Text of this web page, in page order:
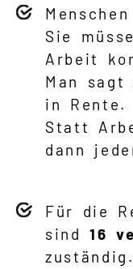
Sie
Arbeit
Man sagt
in Rente.
Statt
dann
Für die
sind16
zuständig.